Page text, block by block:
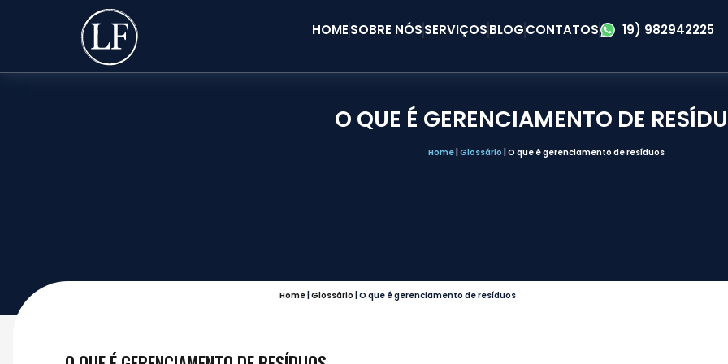
HOMESOBRE NÓSSERVIÇOSBLOGCONTATOS 19) 982942225
O QUE É GERENCIAMENTO DE
Home| Glossário O que é gerenciamento de resíduos
Home| Glossário O que é gerenciamento de resíduos